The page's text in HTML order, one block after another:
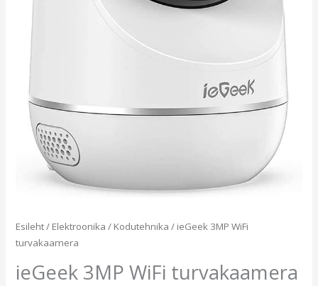
Esileht/ Elektroonika / Kodutehnika / ieGeek 3MP WiFi
turvakaamera
ieGeek 3MP WiFi turvakaamera